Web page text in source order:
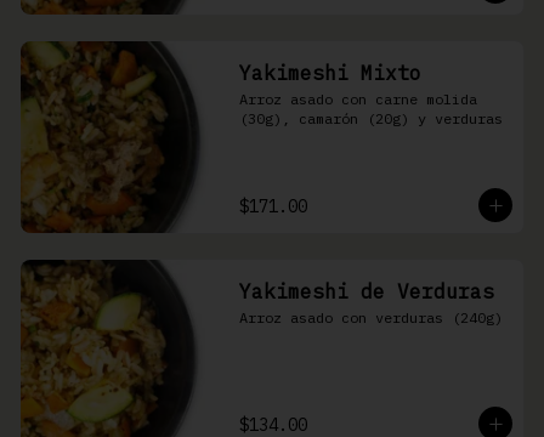
Yakimeshi Mixto
Arroz asado con carne molida
(30g), camarón (20g) y verduras
$171.00
Yakimeshi de Verduras
Arroz asado con verduras (240g)
$134.00